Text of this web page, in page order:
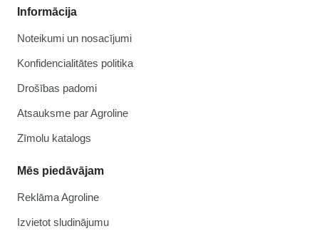
Informācija
Noteikumi un nosacījumi
Konfidencialitātes politika
Drošības padomi
Atsauksme par Agroline
Zīmolu katalogs
Mēs piedāvājam
Reklāma Agroline
Izvietot sludinājumu